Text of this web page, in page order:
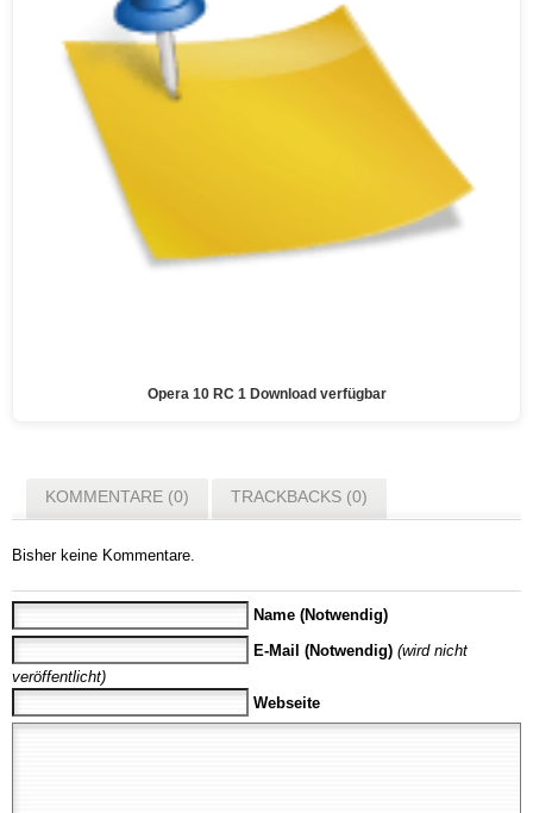
Opera 10 RC 1 Download verfügbar
KOMMENTARE (0) TRACKBACKS (0)
Bisher keine Kommentare.
Name (Notwendig)
E-Mail (Notwendig) (wird nicht
veröffentlicht)
Webseite